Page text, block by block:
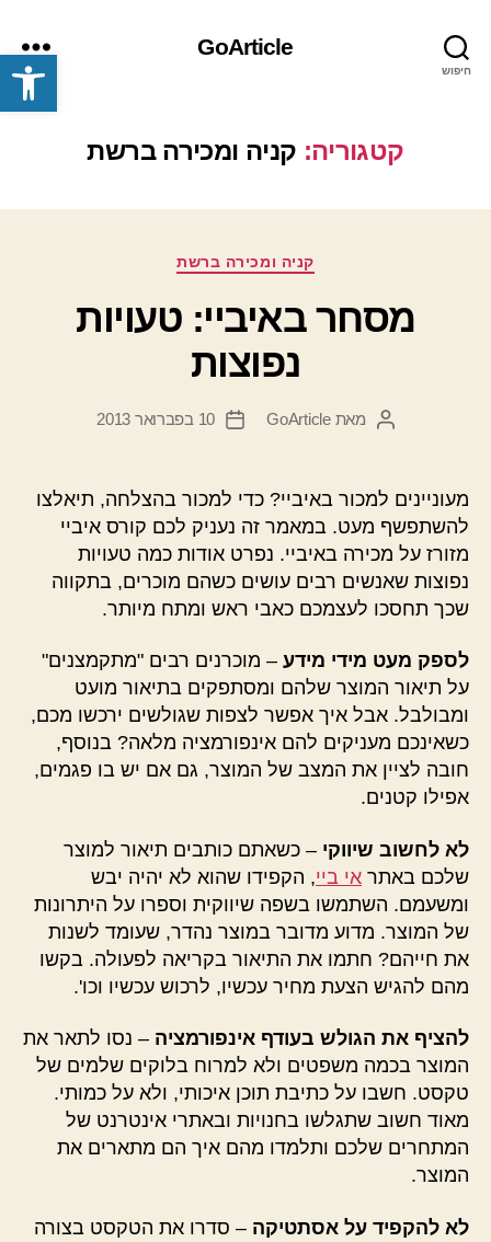
פתח סרגל נגישות חיפוש
GoArticle
תפריט
קטגוריה: קניה ומכירה ברשת
קטגוריות
קניה ומכירה ברשת
מסחר באיביי: טעויות
נפוצות
המחבר
מאתGoArticle
תאריך
10 בפברואר 2013
מעוניינים למכור באיביי? כדי למכור בהצלחה, תיאלצו
להשתפשף מעט. במאמר זה נעניק לכם קורס איביי
מזורז על מכירה באיביי. נפרט אודות כמה טעויות
נפוצות שאנשים רבים עושים כשהם מוכרים, בתקווה
שכך תחסכו לעצמכם כאבי ראש ומתח מיותר.
לספק מעט מידי מידע – מוכרנים רבים "מתקמצנים"
על תיאור המוצר שלהם ומסתפקים בתיאור מועט
ומבולבל. אבל איך אפשר לצפות שגולשים ירכשו מכם,
כשאינכם מעניקים להם אינפורמציה מלאה? בנוסף,
חובה לציין את המצב של המוצר, גם אם יש בו פגמים,
אפילו קטנים.
לא לחשוב שיווקי – כשאתם כותבים תיאור למוצר
שלכם באתר אי ביי, הקפידו שהוא לא יהיה יבש
ומשעמם. השתמשו בשפה שיווקית וספרו על היתרונות
של המוצר. מדוע מדובר במוצר נהדר, שעומד לשנות
את חייהם? חתמו את התיאור בקריאה לפעולה. בקשו
מהם להגיש הצעת מחיר עכשיו, לרכוש עכשיו וכו'.
להציף את הגולש בעודף אינפורמציה – נסו לתאר את
המוצר בכמה משפטים ולא למרוח בלוקים שלמים של
טקסט. חשבו על כתיבת תוכן איכותי, ולא על כמותי.
מאוד חשוב שתגלשו בחנויות ובאתרי אינטרנט של
המתחרים שלכם ותלמדו מהם איך הם מתארים את
המוצר.
לא להקפיד על אסתטיקה – סדרו את הטקסט בצורה